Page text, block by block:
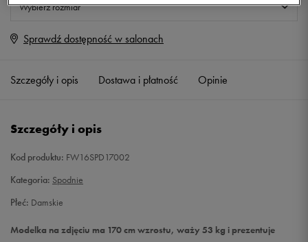
Wybierz rozmiar
XS Powiadom o dostępności
S Powiadom o dostępności
Sprawdź dostępność w salonach
Szczegóły i opis Dostawa i płatność Opinie
Szczegóły i opis
Kod produktu: FW16SPD17002
Kategoria: Spodnie
Płeć: Damskie
Modelka na zdjęciu ma 170 cm wzrostu, waży 53 kg i prezentuje